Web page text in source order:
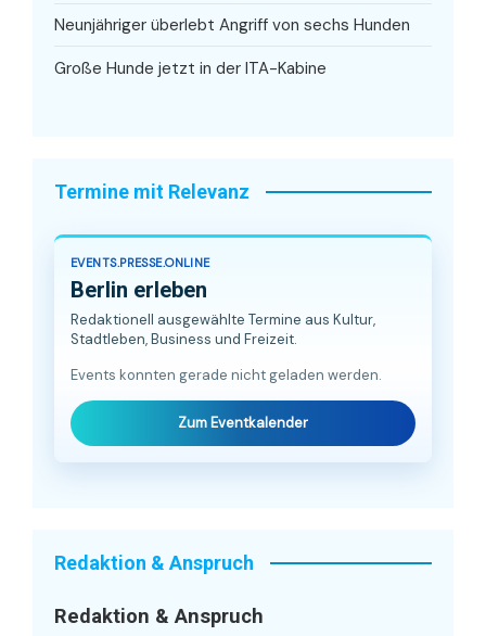
Neunjähriger überlebt Angriff von sechs Hunden
Große Hunde jetzt in der ITA-Kabine
Termine mit Relevanz
EVENTS.PRESSE.ONLINE
Berlin erleben
Redaktionell ausgewählte Termine aus Kultur,
Stadtleben, Business und Freizeit.
Events konnten gerade nicht geladen werden.
Zum Eventkalender
Redaktion & Anspruch
Redaktion & Anspruch